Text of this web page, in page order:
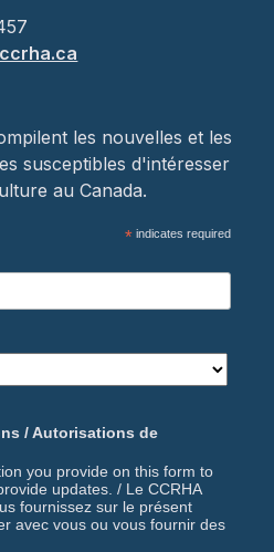
les nouvelles et les
susceptibles d'intéresser
au Canada.
* indicates required
/ Autorisations de
you provide on this form to
updates. / Le CCRHA
fournissez sur le présent
avec vous ou vous fournir des